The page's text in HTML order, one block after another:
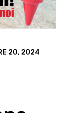
20, 2024